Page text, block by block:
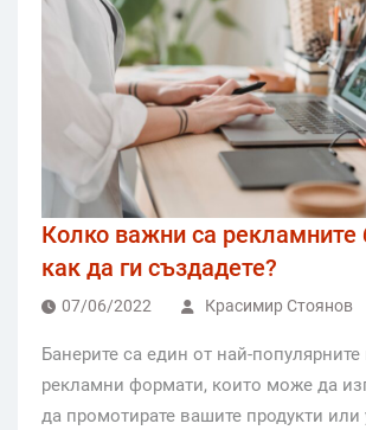
Колко важни са рекламните
как да ги създадете?
07/06/2022 Красимир Стоянов
Банерите са един от най-
рекламни формати, които може да
да промотирате вашите продукти или